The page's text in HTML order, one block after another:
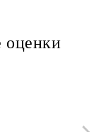
оценки